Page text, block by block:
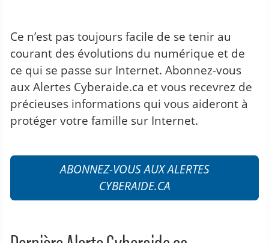
Alertes Cyberaide.ca
Ce n’est pas toujours facile de se tenir au
courant des évolutions du numérique et de
ce qui se passe sur Internet. Abonnez-vous
aux Alertes Cyberaide.ca et vous recevrez de
précieuses informations qui vous aideront à
protéger votre famille sur Internet.
ABONNEZ-VOUS AUX ALERTES
CYBERAIDE.CA